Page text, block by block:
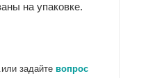
на упаковке.
задайте вопрос